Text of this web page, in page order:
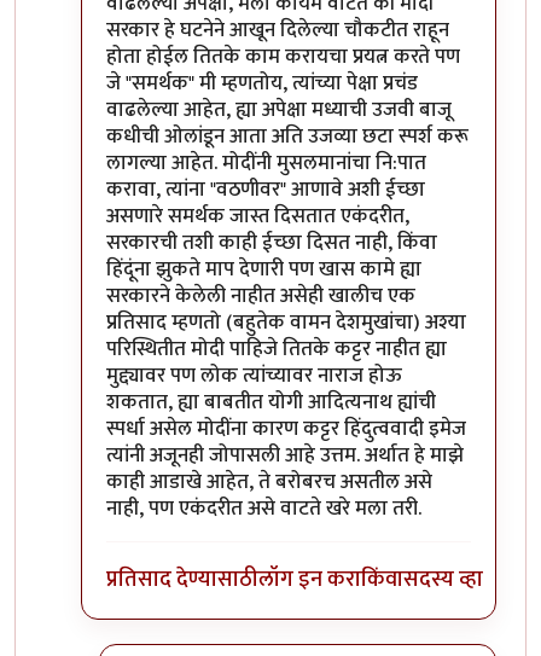
सरकार हे घटनेने आखून दिलेल्या चौकटीत राहून
होता होईल तितके काम करायचा प्रयत्न करते पण
जे "समर्थक" मी म्हणतोय, त्यांच्या पेक्षा प्रचंड
वाढलेल्या आहेत, ह्या अपेक्षा मध्याची उजवी बाजू
कधीची ओलांडून आता अति उजव्या छटा स्पर्श करू
लागल्या आहेत. मोदींनी मुसलमानांचा नि:पात
करावा, त्यांना "वठणीवर" आणावे अशी ईच्छा
असणारे समर्थक जास्त दिसतात एकंदरीत,
सरकारची तशी काही ईच्छा दिसत नाही, किंवा
हिंदूंना झुकते माप देणारी पण खास कामे ह्या
सरकारने केलेली नाहीत असेही खालीच एक
प्रतिसाद म्हणतो (बहुतेक वामन देशमुखांचा) अश्या
परिस्थितीत मोदी पाहिजे तितके कट्टर नाहीत ह्या
मुद्द्यावर पण लोक त्यांच्यावर नाराज होऊ
शकतात, ह्या बाबतीत योगी आदित्यनाथ ह्यांची
स्पर्धा असेल मोदींना कारण कट्टर हिंदुत्ववादी इमेज
त्यांनी अजूनही जोपासली आहे उत्तम. अर्थात हे माझे
काही आडाखे आहेत, ते बरोबरच असतील असे
नाही, पण एकंदरीत असे वाटते खरे मला तरी.
प्रतिसाद देण्यासाठीलॉग इन कराकिंवासदस्य व्हा